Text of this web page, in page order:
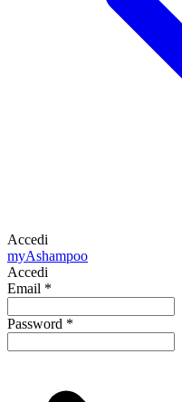
Accedi
myAshampoo
Accedi
Email *
Password *